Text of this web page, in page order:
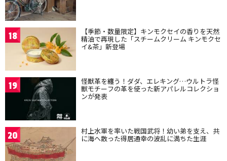
18 【季節・数量限定】キンモクセイの香りを天然
精油で再現した「スチームクリーム キンモクセ
イ&茶」新登場
19 怪獣革を纏う！ダダ、エレキング…ウルトラ怪
獣モチーフの革を使った新アパレルコレクショ
ンが発表
20 村上水軍を率いた戦国武将！幼い弟を支え、共
に海へ散った得居通幸の波乱に満ちた生涯